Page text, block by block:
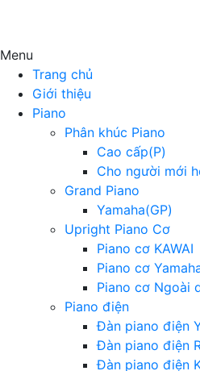
Menu
Trang chủ
Giới thiệu
Piano
Phân khúc Piano
Cao cấp(P)
Cho người mới
Grand Piano
Yamaha(GP)
Upright Piano Cơ
Piano cơ KAWAI
Piano cơ
Piano cơ Ngoài
Piano điện
Đàn piano điện
Đàn piano điện
Đàn piano điện